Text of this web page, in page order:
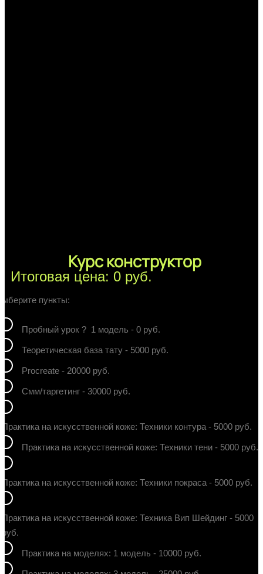
Курс конструктор
Итоговая цена: 0 руб.
пункты:
Пробный урок ? 1 модель - 0 руб.
Теоретическая база тату - 5000 руб.
Procreate - 20000 руб.
Смм/таргетинг - 30000 руб.
Практика на искусственной коже: Техники контура - 5000 руб.
Практика на искусственной коже: Техники тени - 5000 руб.
Практика на искусственной коже: Техники покраса - 5000 руб.
Практика на искусственной коже: Техника Вип Шейдинг - 5000
руб.
Практика на моделях: 1 модель - 10000 руб.